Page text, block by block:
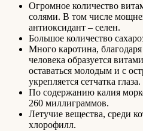
Огромное количество
солями. В том числе
антиоксидант – селен.
Большое количество
Много каротина,
человека образуется
оставаться молодым и с
укрепляется сетчатка глаза.
По содержанию калия
260 миллиграммов.
Летучие вещества, среди
хлорофилл.